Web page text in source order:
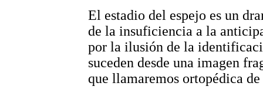
El estadio del espejo es un
de la insuficiencia a la
por la ilusión de la
suceden desde una imagen
que llamaremos ortopédica